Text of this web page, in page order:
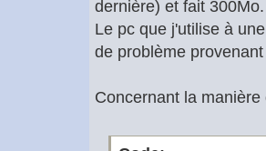
dernière) et fait 300Mo.
Le pc que j'utilise à
de problème
Concernant la